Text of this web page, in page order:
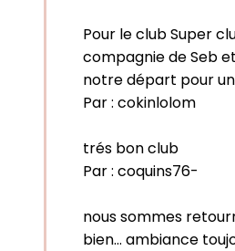
Pour le club Super
compagnie de Seb
notre départ pour
Par : cokinlolom
trés bon club
Par : coquins76-
nous sommes
bien... ambiance